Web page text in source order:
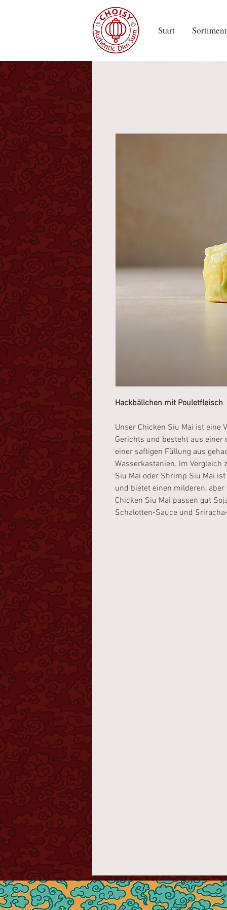
Start Sortiment
Hackbällchen mit Pouletfleisch
Unser Chicken Siu Mai ist eine
Gerichts und besteht aus
einer saftigen Füllung aus
Wasserkastanien. Im Vergleich
Siu Mai oder Shrimp Siu Mai
und bietet einen milderen,
Chicken Siu Mai passen gut
Schalotten-Sauce und